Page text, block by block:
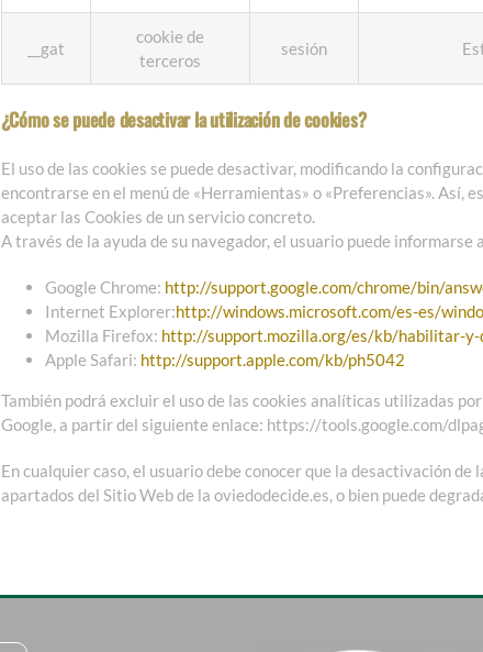
__gat
cookie de
terceros
sesión
¿Cómo se puede desactivar la utilización de cookies?
El uso de las cookies se puede desactivar, modificando la
encontrarse en el menú de «Herramientas» o «Preferencias». Así,
aceptar las Cookies de un servicio concreto.
A través de la ayuda de su navegador, el usuario puede
Google Chrome: http://support.google.com/chrome/bin/
Internet Explorer:http://windows.microsoft.com/es-es/
Mozilla Firefox: http://support.mozilla.org/es/kb/habilitar-
Apple Safari: http://support.apple.com/kb/ph5042
También podrá excluir el uso de las cookies analíticas utilizadas
Google, a partir del siguiente enlace: https://tools.google.com/
En cualquier caso, el usuario debe conocer que la desactivación
apartados del Sitio Web de la oviedodecide.es, o bien puede